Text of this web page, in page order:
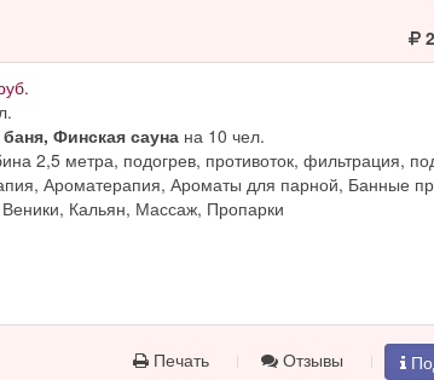
баня, Финская сауна на 10 чел.
2,5 метра, подогрев, противоток, фильтрация,
Ароматерапия, Ароматы для парной, Банные
Кальян, Массаж, Пропарки
Печать Отзывы